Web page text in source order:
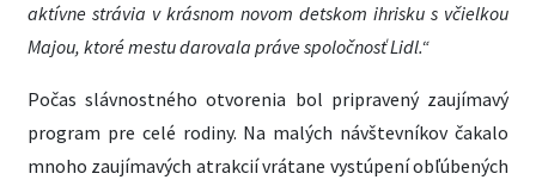
aktívne strávia v krásnom novom detskom ihrisku s včielkou
Majou, ktoré mestu darovala práve spoločnosť Lidl.“
Počas slávnostného otvorenia bol pripravený zaujímavý
program pre celé rodiny. Na malých návštevníkov čakalo
mnoho zaujímavých atrakcií vrátane vystúpení obľúbených